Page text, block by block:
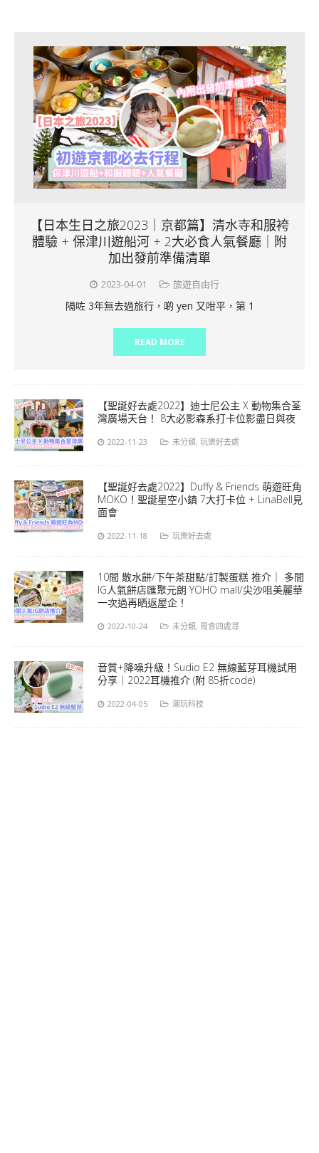
【日本生日之旅2023｜京都篇】清水寺和服袴
體驗 + 保津川遊船河 + 2大必食人氣餐廳｜附
加出發前準備清單
2023-04-01 旅遊自由行
隔咗 3年無去過旅行，啲 yen 又咁平，第 1
READ MORE
【聖誕好去處2022】迪士尼公主 X 動物集合荃
灣廣場天台！ 8大必影森系打卡位影盡日與夜
2022-11-23 未分類, 玩樂好去處
【聖誕好去處2022】Duffy & Friends 萌遊旺角
MOKO！聖誕星空小鎮 7大打卡位 + LinaBell見
面會
2022-11-18 玩樂好去處
10間 散水餅/下午茶甜點/訂製蛋糕 推介｜ 多間
IG人氣餅店匯聚元朗 YOHO mall/尖沙咀美麗華
一次過再晒返屋企！
2022-10-24 未分類, 胃食四處尋
音質+降噪升級！Sudio E2 無線藍芽耳機試用
分享｜2022耳機推介 (附 85折code)
2022-04-05 潮玩科技